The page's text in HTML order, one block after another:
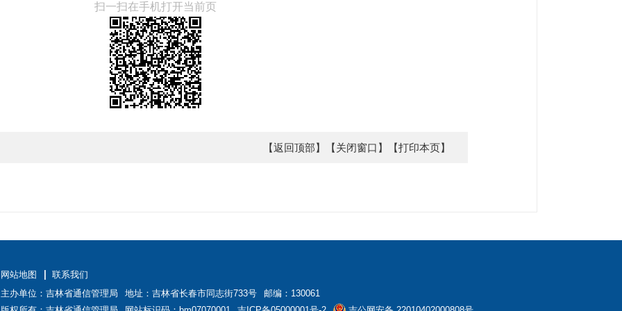
扫一扫在手机打开当前页
【返回顶部】 【关闭窗口】 【打印本页】
网站地图
联系我们
主办单位：吉林省通信管理局
地址：吉林省长春市同志街733号
邮编：130061